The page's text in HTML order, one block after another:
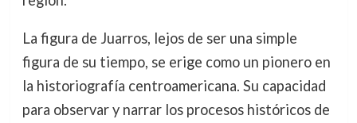
La figura de Juarros, lejos de ser una simple
figura de su tiempo, se erige como un pionero en
la historiografía centroamericana. Su capacidad
para observar y narrar los procesos históricos de